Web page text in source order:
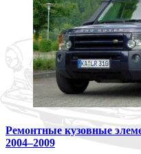
Ремонтные кузовные
2004–2009